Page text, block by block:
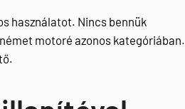
használatot. Nincs bennük
motoré azonos kategóriában.